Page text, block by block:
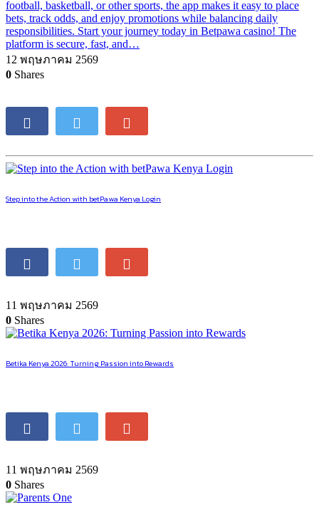
football, basketball, or other sports, the app makes it easy to place
bets, track odds, and enjoy promotions while balancing daily
responsibilities. Start your journey today in Betpawa casino! The
platform is secure, fast, and…
12 พฤษภาคม 2569
0 Shares
Step into the Action with betPawa Kenya Login
11 พฤษภาคม 2569
0 Shares
Betika Kenya 2026: Turning Passion into Rewards
11 พฤษภาคม 2569
0 Shares